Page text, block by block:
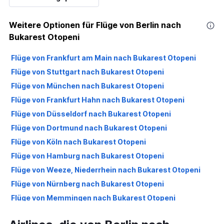
Weitere Optionen für Flüge von Berlin nach
Bukarest Otopeni
Flüge von Frankfurt am Main nach Bukarest Otopeni
Flüge von Stuttgart nach Bukarest Otopeni
Flüge von München nach Bukarest Otopeni
Flüge von Frankfurt Hahn nach Bukarest Otopeni
Flüge von Düsseldorf nach Bukarest Otopeni
Flüge von Dortmund nach Bukarest Otopeni
Flüge von Köln nach Bukarest Otopeni
Flüge von Hamburg nach Bukarest Otopeni
Flüge von Weeze, Niederrhein nach Bukarest Otopeni
Flüge von Nürnberg nach Bukarest Otopeni
Flüge von Memmingen nach Bukarest Otopeni